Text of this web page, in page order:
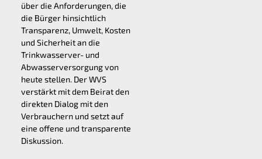
über die Anforderungen, die
die Bürger hinsichtlich
Transparenz, Umwelt, Kosten
und Sicherheit an die
Trinkwasserver- und
Abwasserversorgung von
heute stellen. Der WVS
verstärkt mit dem Beirat den
direkten Dialog mit den
Verbrauchern und setzt auf
eine offene und transparente
Diskussion.